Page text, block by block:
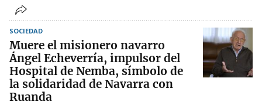
SOCIEDAD
Muere el misionero navarro
Ángel Echeverría, impulsor del
Hospital de Nemba, símbolo de
la solidaridad de Navarra con
Ruanda